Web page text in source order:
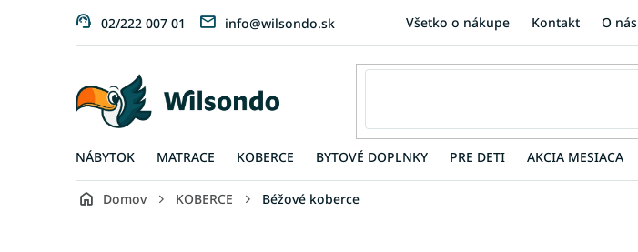
02/222 007 01 info@wilsondo.sk Všetko o nákupe Kontakt O nás
NÁBYTOK MATRACE KOBERCE BYTOVÉ DOPLNKY PRE DETI AKCIA MESIACA
Domov KOBERCE Béžové koberce